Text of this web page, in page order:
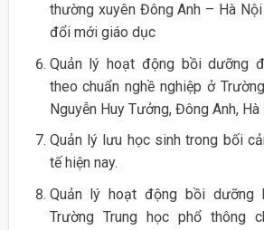
thường xuyên Đông Anh – Hà
đổi mới giáo dục
Quản lý hoạt động bồi dưỡng
theo chuẩn nghề nghiệp ở
Nguyễn Huy Tưởng, Đông Anh, Hà
Quản lý lưu học sinh trong bối
tế hiện nay.
Quản lý hoạt động bồi dưỡng
Trường Trung học phổ thông